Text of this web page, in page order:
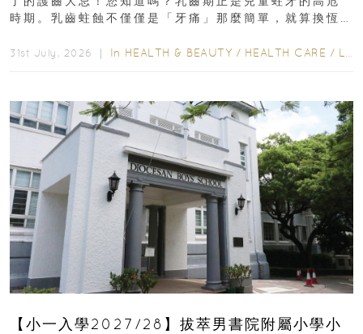
時期。乳齒蛀蝕不僅僅是「牙痛」那麼簡單，就算換恆
31st July, 2026 ｜ In HEALTH & BEAUTY / HEALTH CARE / LIFESTYLE
【小一入學2027/28】拔萃男書院附屬小學小